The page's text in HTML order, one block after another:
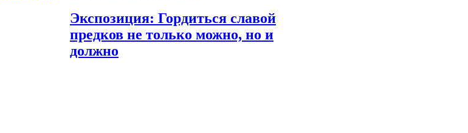
Экспозиция: Гордиться славой
предков не только можно, но и
должно